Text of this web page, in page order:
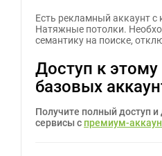
Есть рекламный аккаунт
Натяжные потолки.
семантику на поиске,
Доступ к
базовых
Получите полный доступ
сервисы с премиум-